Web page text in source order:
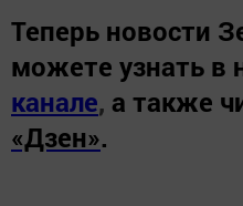
Теперь новости
можете узнать в
канале, а также
«Дзен».